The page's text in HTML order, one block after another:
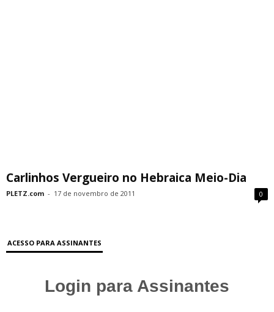
Carlinhos Vergueiro no Hebraica Meio-Dia
PLETZ.com - 17 de novembro de 2011 0
ACESSO PARA ASSINANTES
Login para Assinantes